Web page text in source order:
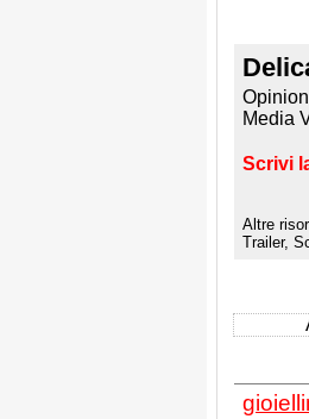
Media
Scrivi
Altre
Trailer,